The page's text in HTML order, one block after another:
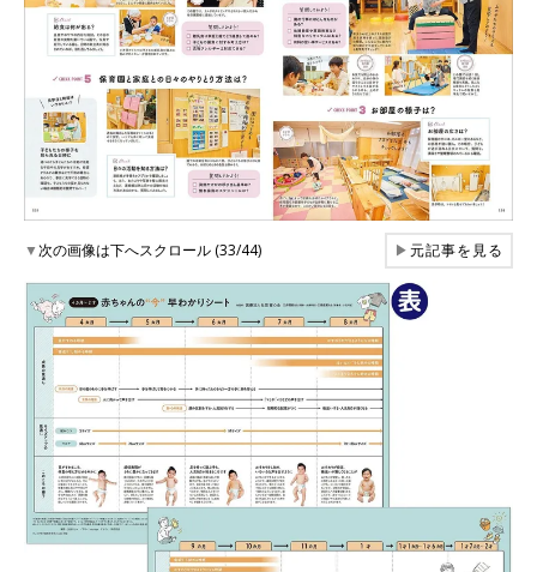
▼次の画像は下へスクロール (33/44) ▶元記事を見る